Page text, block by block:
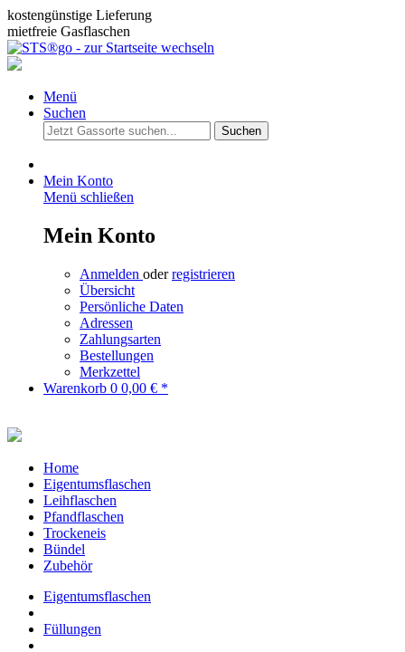
kostengünstige Lieferung
mietfreie Gasflaschen
Menü
Suchen
Suchen
Mein Konto
Menü schließen
Mein Konto
Anmelden oderregistrieren
Übersicht
Persönliche Daten
Adressen
Zahlungsarten
Bestellungen
Merkzettel
Warenkorb 0 0,00 € *
Home
Eigentumsflaschen
Leihflaschen
Pfandflaschen
Trockeneis
Bündel
Zubehör
Eigentumsflaschen
Füllungen